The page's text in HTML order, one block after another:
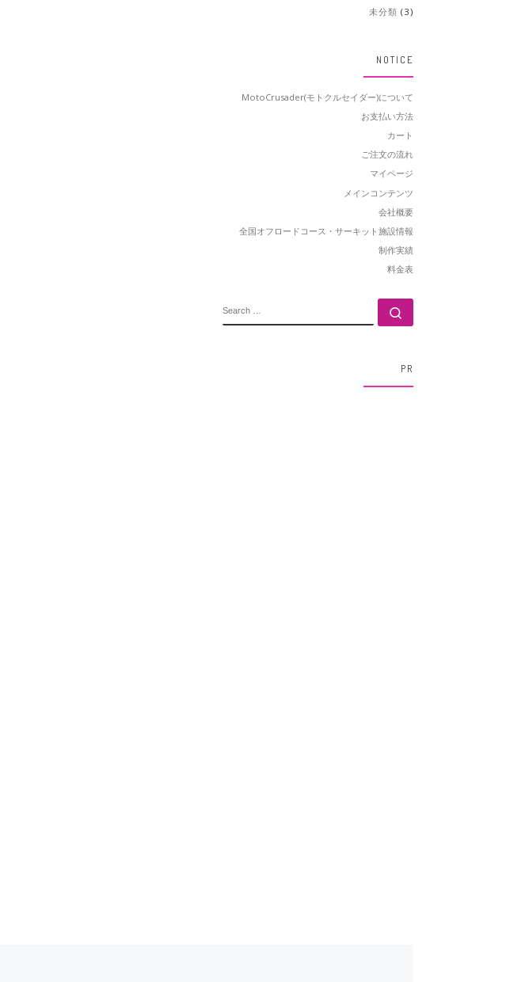
未分類 (3)
NOTICE
MotoCrusader(モトクルセイダー)について
お支払い方法
カート
ご注文の流れ
マイページ
メインコンテンツ
会社概要
全国オフロードコース・サーキット施設情報
制作実績
料金表
PR